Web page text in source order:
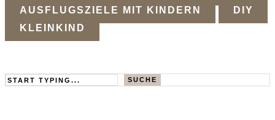
AUSFLUGSZIELE MIT KINDERN
DIY
KLEINKIND
Search SUCHE